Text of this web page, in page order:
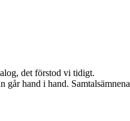
det förstod vi tidigt.
går hand i hand. Samtalsämnena